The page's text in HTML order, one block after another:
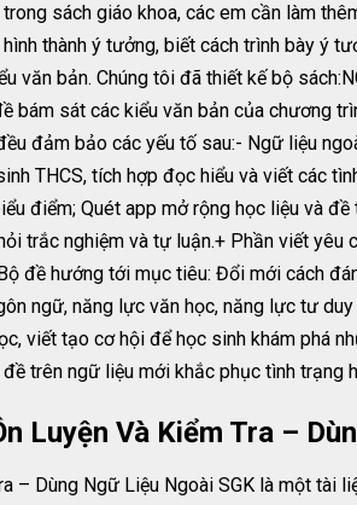
sách giáo khoa, các em cần làm
thành ý tưởng, biết cách trình bày ý
văn bản. Chúng tôi đã thiết kế bộ
bám sát các kiểu văn bản của
đảm bảo các yếu tố sau:- Ngữ liệu
THCS, tích hợp đọc hiểu và viết các
điểm; Quét app mở rộng học liệu và
trắc nghiệm và tự luận.+ Phần viết
đề hướng tới mục tiêu: Đổi mới cách
ngữ, năng lực văn học, năng lực tư
viết tạo cơ hội để học sinh khám phá
trên ngữ liệu mới khắc phục tình
Luyện Và Kiểm Tra –
– Dùng Ngữ Liệu Ngoài SGK là một tài